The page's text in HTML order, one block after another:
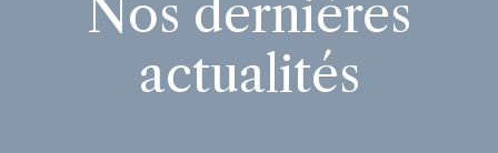
Nos dernières
actualités